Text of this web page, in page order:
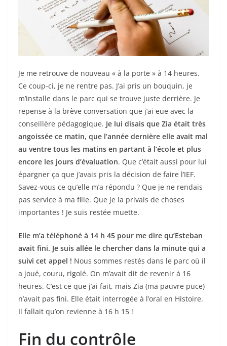
Je me retrouve de nouveau « à la porte » à 14 heures.
Ce coup-ci, je ne rentre pas. J’ai pris un bouquin, je
m’installe dans le parc qui se trouve juste derrière. Je
repense à la brève conversation que j’ai eue avec la
conseillère pédagogique. Je lui disais que Zia était très
angoissée ce matin, que l’année dernière elle avait mal
au ventre tous les matins en partant à l’école et plus
encore les jours d’évaluation. Que c’était aussi pour lui
épargner ça que j’avais pris la décision de faire l’IEF.
Savez-vous ce qu’elle m’a répondu ? Que je ne rendais
pas service à ma fille. Que je la privais de choses
importantes ! Je suis restée muette.
Elle m’a téléphoné à 14 h 45 pour me dire qu’Esteban
avait fini. Je suis allée le chercher dans la minute qui a
suivi cet appel ! Nous sommes restés dans le parc où il
a joué, couru, rigolé. On m’avait dit de revenir à 16
heures. C’est ce que j’ai fait, mais Zia (ma pauvre puce)
n’avait pas fini. Elle était interrogée à l’oral en Histoire.
Il fallait qu’on revienne à 16 h 15 !
Fin du contrôle